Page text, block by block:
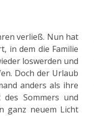
verließ. Nun hat
in dem die Familie
loswerden und
Doch der Urlaub
anders als ihre
Sommers und
ganz neuem Licht